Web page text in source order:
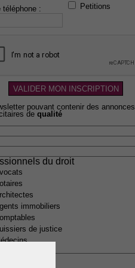
téléphone :
Petitions
pouvant contenir des annonces
de qualité
du droit
immobiliers
de justice